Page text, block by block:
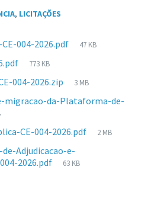
, LICITAÇÕES
004-2026.pdf
Tamanho
47 KB
Tamanho
arquivo:
773 KB
004-2026.zip
Tamanho
arquivo:
3 MB
migracao-da-Plataforma-de-
CE-004-2026.pdf
Tamanho
2 MB
Adjudicacao-e-
2026.pdf
Tamanho
63 KB